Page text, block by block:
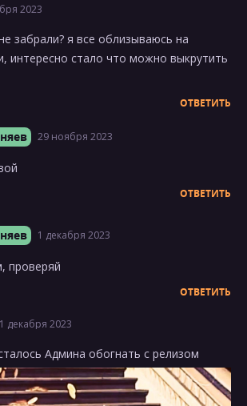
2023
забрали? я все облизываюсь на
интересно стало что можно выкрутить
ОТВЕТИТЬ
29 ноября 2023
ОТВЕТИТЬ
1 декабря 2023
проверяй
ОТВЕТИТЬ
1 декабря 2023
Админа обогнать с релизом